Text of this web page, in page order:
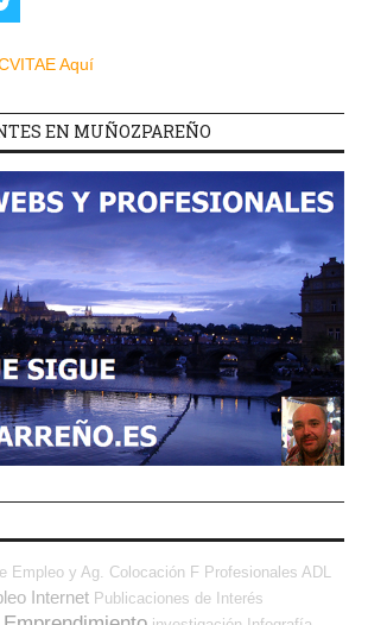
Aquí
EN MUÑOZPAREÑO
Empleo y Ag. Colocación F Profesionales ADL
Internet Publicaciones de Interés